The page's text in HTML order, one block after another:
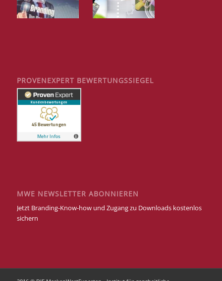
PROVENEXPERT BEWERTUNGSSIEGEL
MWE NEWSLETTER ABONNIEREN
Jetzt Branding-Know-how und Zugang zu Downloads kostenlos
sichern